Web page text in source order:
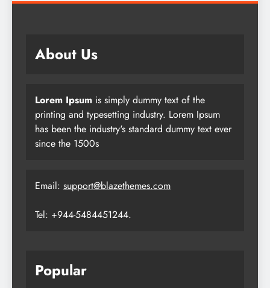
About Us
Lorem Ipsum is simply dummy text of the
printing and typesetting industry. Lorem Ipsum
has been the industry's standard dummy text ever
since the 1500s
Email: support@blazethemes.com
Tel: +944-5484451244.
Popular